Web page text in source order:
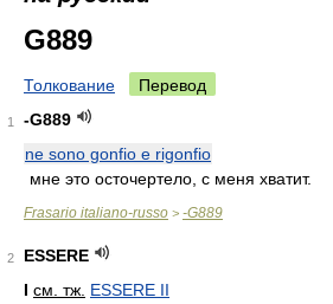
G889
Толкование Перевод
1
-G889
ne sono gonfio e rigonfio
мне это осточертело, с меня хватит.
Frasario italiano-russo > -G889
2
ESSERE
I см. тж. ESSERE II